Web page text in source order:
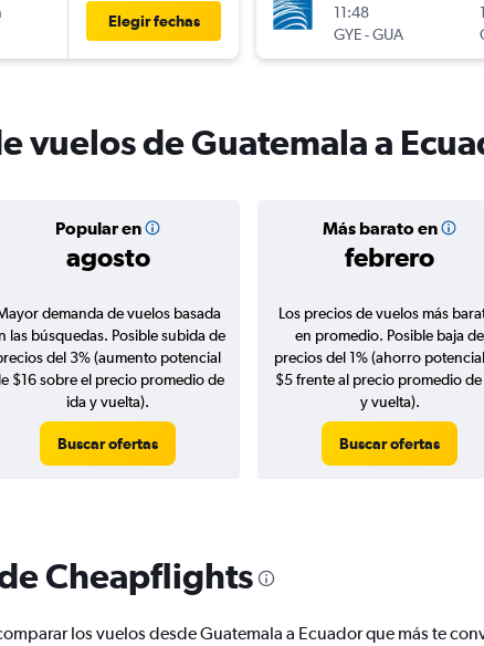
Elegir fechas
11:48
GYE-GUA
vuelos de Guatemala a
Popular en
agosto
Más barato en
febrero
demanda de vuelos basada
las búsquedas. Posible subida de
del 3% (aumento potencial
$16 sobre el precio promedio de
ida y vuelta).
Buscar ofertas
Los precios de vuelos más
en promedio. Posible baja de
precios del 1% (ahorro
$5 frente al precio promedio de
y vuelta).
Buscar ofertas
Cheapflights
los vuelos desde Guatemala a Ecuador que más te